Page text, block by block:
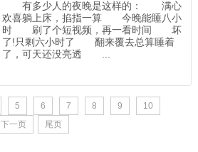
有多少人的夜晚是这样的： 满心
欢喜躺上床，掐指一算 今晚能睡八小
时 刷了个短视频，再一看时间 坏
了!只剩六小时了 翻来覆去总算睡着
了，可天还没亮透 ...
5 6 7 8 9
10
下一页
尾页